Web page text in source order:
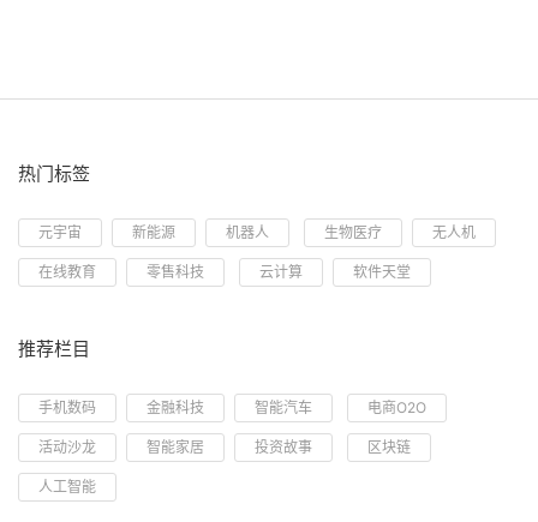
热门标签
元宇宙 新能源 机器人 生物医疗 无人机
在线教育 零售科技 云计算 软件天堂
推荐栏目
手机数码 金融科技 智能汽车 电商O2O
活动沙龙 智能家居 投资故事 区块链
人工智能